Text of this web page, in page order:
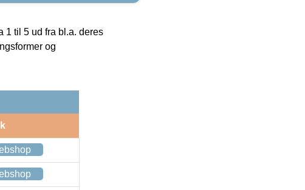
1 til 5 ud fra bl.a. deres
og